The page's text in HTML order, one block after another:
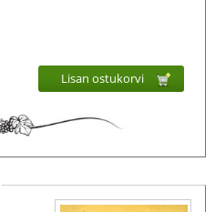
Lisan ostukorvi